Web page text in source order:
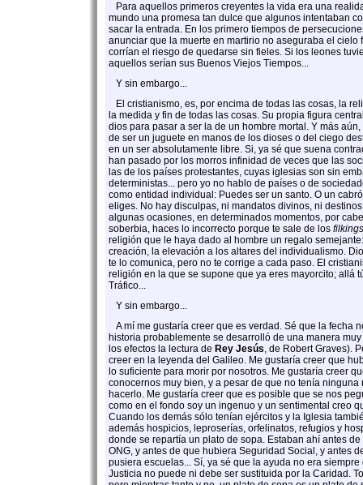
Para aquellos primeros creyentes la vida era una
mundo una promesa tan dulce que algunos intentaban
sacar la entrada. En los primero tiempos de
anunciar que la muerte en martirio no aseguraba el cielo
corrían el riesgo de quedarse sin fieles. Si los leones
aquellos serían sus Buenos Viejos Tiempos...
Y sin embargo...
El cristianismo, es, por encima de todas las cosas, la
la medida y fin de todas las cosas. Su propia figura
dios para pasar a ser la de un hombre mortal. Y más
de ser un juguete en manos de los dioses o del ciego
en un ser absolutamente libre. Si, ya sé que suena
han pasado por los morros infinidad de veces que las
las de los países protestantes, cuyas iglesias son sin
deterministas... pero yo no hablo de países o de
como entidad individual: Puedes ser un santo. O un
eliges. No hay disculpas, ni mandatos divinos, ni
algunas ocasiones, en determinados momentos, por
soberbia, haces lo incorrecto porque te sale de los filkings
religión que le haya dado al hombre un regalo
creación, la elevación a los altares del individualismo.
te lo comunica, pero no te corrige a cada paso. El
religión en la que se supone que ya eres mayorcito; allá
Tráfico...
Y sin embargo...
A mí me gustaría creer que es verdad. Sé que la fecha
historia probablemente se desarrolló de una manera
los efectos la lectura de Rey Jesús, de Robert Graves).
creer en la leyenda del Galileo. Me gustaría creer que
lo suficiente para morir por nosotros. Me gustaría creer
conocernos muy bien, y a pesar de que no tenía ninguna
hacerlo. Me gustaría creer que es posible que se nos
como en el fondo soy un ingenuo y un sentimental creo
Cuando los demás sólo tenían ejércitos y la Iglesia
además hospicios, leproserías, orfelinatos, refugios y
donde se repartía un plato de sopa. Estaban ahí antes
ONG, y antes de que hubiera Seguridad Social, y antes
pusiera escuelas... Sí, ya sé que la ayuda no era
Justicia no puede ni debe ser sustituida por la Caridad.